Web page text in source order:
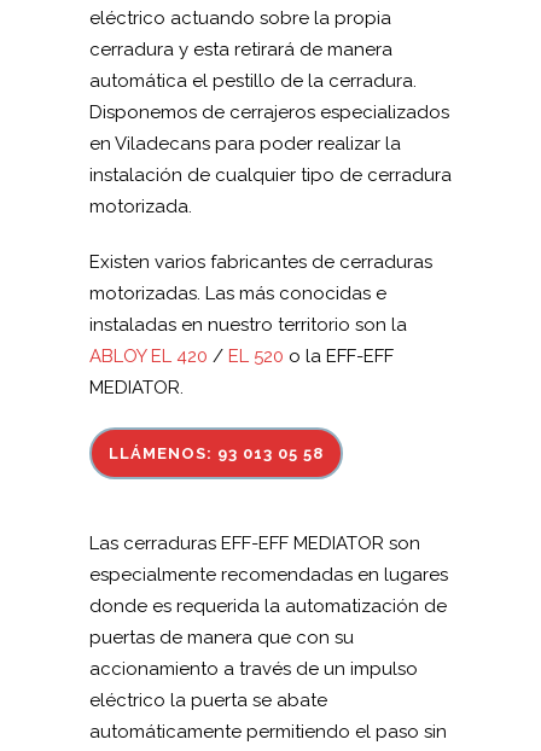
eléctrico actuando sobre la propia
cerradura y esta retirará de manera
automática el pestillo de la cerradura.
Disponemos de cerrajeros especializados
en Viladecans para poder realizar la
instalación de cualquier tipo de cerradura
motorizada.
Existen varios fabricantes de cerraduras
motorizadas. Las más conocidas e
instaladas en nuestro territorio son la
ABLOY EL 420 / EL 520 o la EFF-EFF
MEDIATOR.
LLÁMENOS: 93 013 05 58
Las cerraduras EFF-EFF MEDIATOR son
especialmente recomendadas en lugares
donde es requerida la automatización de
puertas de manera que con su
accionamiento a través de un impulso
eléctrico la puerta se abate
automáticamente permitiendo el paso sin